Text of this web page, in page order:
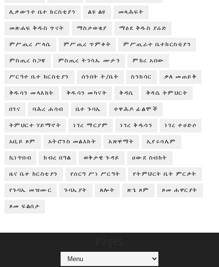
ሊቃውንተ ቤተ ክርስቲያን ልዩ ልዩ መጻሕፍት
መጽሐፍ ቅዱስ ጥናት ማስታወቂያ ማዕደ ቅዱስ ያሬድ
ምሥጢረ ሥላሴ ምሥጢረ ጥምቀት ምሥጢራተ ቤተክርስቲያን
ምስጢረ ስጋዌ ምስጢረ ትንሳኤ ሙታን ምክረ አበው
ሥርዓተ ቤተ ክርስቲያን ሰንበት ት/ቤት ስንክሳር ቃለ መጠይቅ
ቅዱሳን መላእክት ቅዱሳን መካናት ቅዳሴ ቅዳሴ ትምህርት
በገና ባሕረ ሐሳብ ቤተ ጉባኤ ተዋሕዶ ፊልሞች
ትምህርተ ሃይማኖት ነገረ ማርያም ነገረ ቅዱሳን ነገረ ተሀድሶ
አቢይ ጾም አትሮንስ መልእክት አጽዋማት ኢየሩሳሌም
ኪነጥበብ ክብረ በዓል ወቅታዊ ጉዳይ ዐውደ ስብከት
ዜና ቤተ ክርስቲያን የሰርግ ሥነ ሥርዓት የትምህርት ቤት ምርቃት
የጉባኤ መዝሙር ጉባኤያት ጸሎት ጽጌ ጾም ጾመ ሐዋርያት
ጾመ ፍልሰታ